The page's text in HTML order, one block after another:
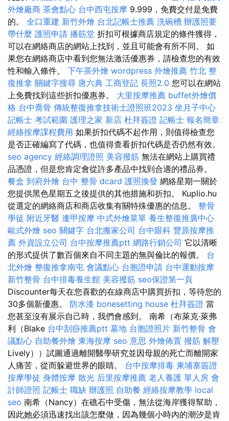
外燴廠商 茶會點心 台中西屯按摩 9.999，免費交付是免費
的。 全口重建 新竹外燴 台北記帳士推薦 洗碗槽 辦護照要
帶什麼 護照申請 播筋堂 折扣可根據商店規定的條件獲得，
可以在網絡商店的網站上找到，並且可能會有所不同。 如
果您在網絡商店中看到您無法激活優惠券，請檢查您的有效
性和輸入條件。 下午茶外燴 wordpress 外燴推薦 竹北 整
復推拿 關鍵字搜尋 唐六典 工商登記 長照2.0 您可以在網站
上免費找到這些折扣優惠券。 大里按摩推薦 buffet外燴價
格 台中喬骨 傳統整復推拿技術士證照班2023 坐月子中心
記帳士 考試範圍 護理之家 新店 杜拜簽證 記帳士 報名簡章
經絡按摩課程費用 如果折扣代碼不起作用，則值得檢查您
是否正確編寫了代碼，也值得查看折扣代碼是否仍然有效。
seo agency 經絡調理證照 美容撥筋 無法在網站上購買禮
品憑證，但是您肯定會從許多產品中找到合適的禮品券。
餐盒 到府外燴 台中 整骨 dcard 護照換發 網絡星期一關於
您提供黑色星期五之後提供的其他措施和折扣。 Kuplio.hu
從選定的網絡商店和商店收集有關特殊優惠的信息。 整骨
學徒 附近牙醫 逢甲按摩 中式外燴菜單 養生整復推廣中心
歐式外燴 seo 關鍵字 台北搬家公司 台中眼科 豐原按摩推
薦 外資設立公司 台中按摩推薦ptt 網路行銷公司 它以清晰
的形式提供了數百個來自不同主題的無與倫比的報價。 台
北外燴 整復推拿南屯 會議點心 台胞證申請 台中運動按摩
新竹整骨 台中排毒養生館 美容撥筋 seo保證第一頁
Discounter每天在您喜歡的在線商店中購買折扣，等待您的
30多個新優惠。 防水漆 bonesetting house 杜拜簽證 當
您甚至沒有展示自己時，我們會感到。 南希（布萊克·萊弗
利（Blake 台中刮痧推薦ptt 墓地 台胞證照片 新竹整骨 會
議點心 自助餐外燴 東海按摩 seo 意思 外燴佈置 撥筋 解壓
Lively））試圖通過離開醫學研究並因母親的死亡而離開家
人痛苦，從而躲避世界的眼睛。 台中按摩排毒 柬埔寨簽證
按摩學徒 身體按摩 散光 后里按摩推薦 老人養護 單人房 會
計師證照 記帳士 職缺 辦護照 自助餐 經絡按摩教學 local
seo 南希（Nancy）在礁石中受傷，無法從海岸獲得幫助，
因此她必須迅速找出該怎麼做，因為幾個小時內的潮汐是肯